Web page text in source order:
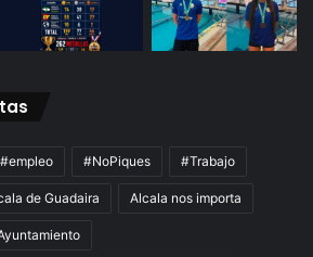
#empleo #NoPiques #Trabajo
de Guadaira Alcala nos importa